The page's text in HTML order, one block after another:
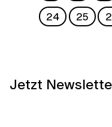
24
25
Jetzt